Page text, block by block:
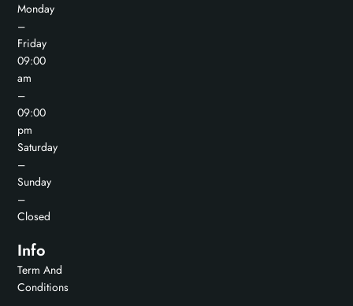
Monday
–
Friday
09:00
am
–
09:00
pm
Saturday
–
Sunday
–
Closed
Info
Term And
Conditions